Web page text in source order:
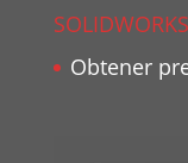
SOLIDWORKS
Obtener